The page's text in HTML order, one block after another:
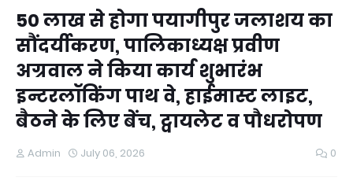
50 लाख से होगा पयागीपुर जलाशय का
सौंदर्यीकरण, पालिकाध्यक्ष प्रवीण
अग्रवाल ने किया‌ कार्य शुभारंभ
इन्टरलॉकिंग पाथ वे, हाईमास्ट लाइट,
बैठने के लिए बेंच, ट्वायलेट व पौधरोपण
Admin July 06, 2026 0